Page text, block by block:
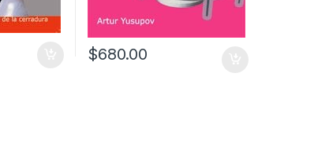
$680.00